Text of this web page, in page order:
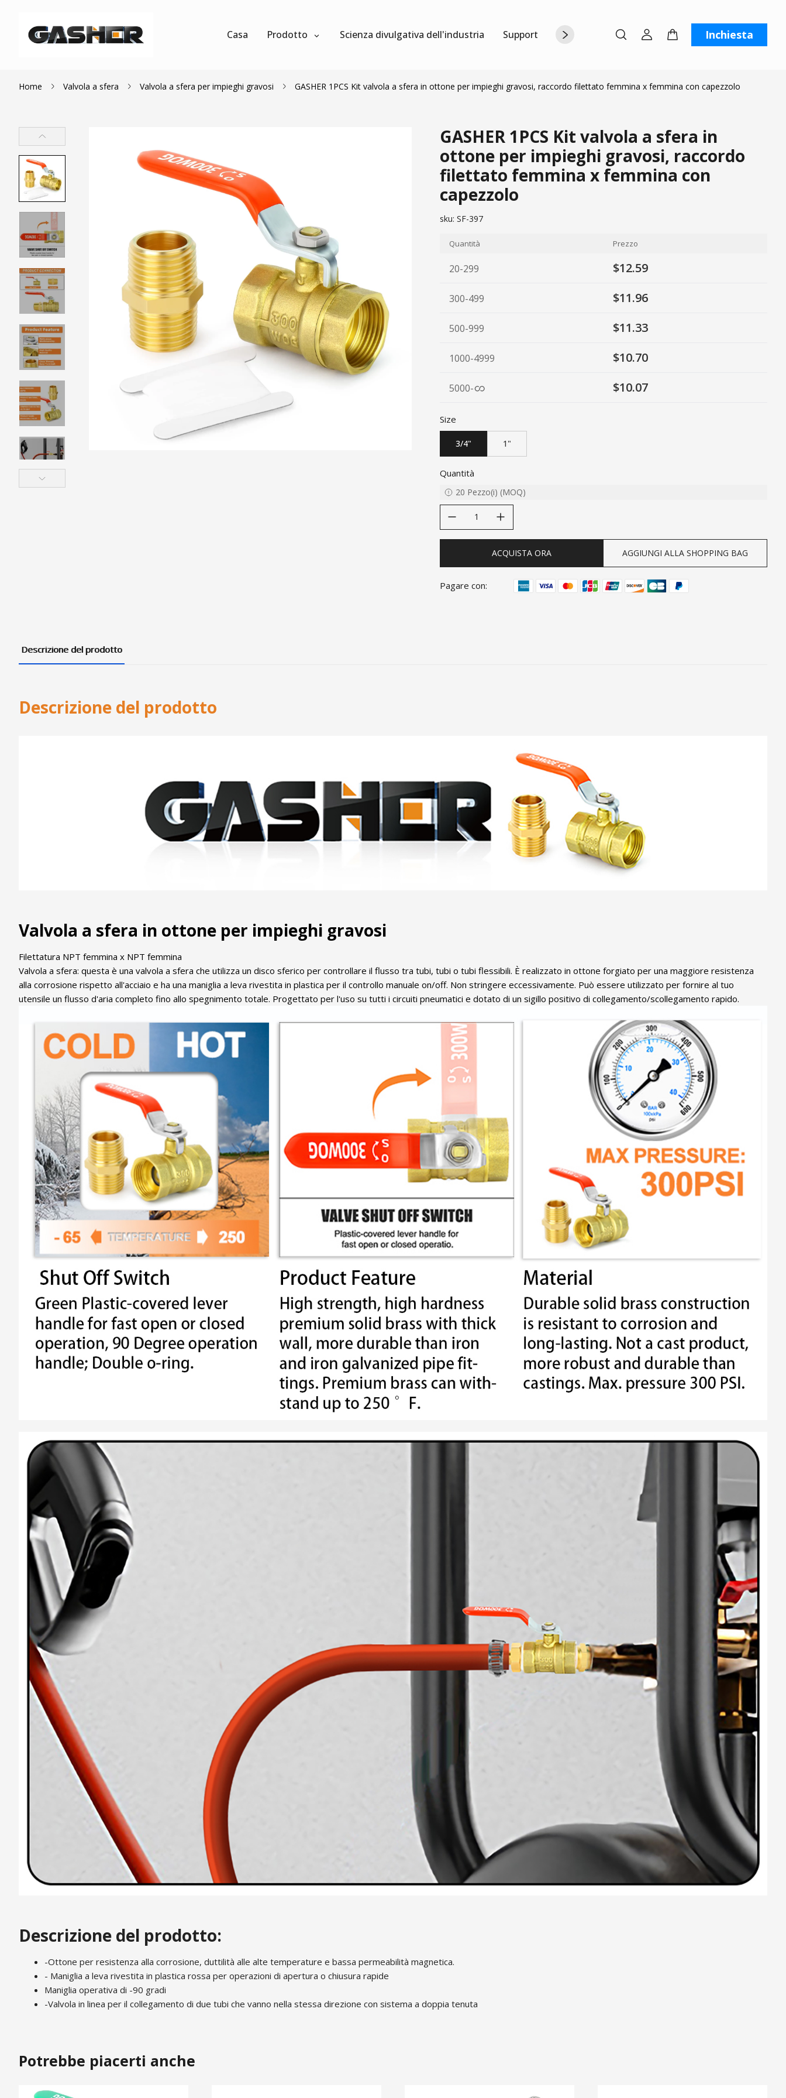
Casa Prodotto Scienza divulgativa dell'industria Supporto Chi siamo Contattaci Inchiesta
Home Valvola a sfera Valvola a sfera per impieghi gravosi GASHER 1PCS Kit valvola a sfera in ottone per impieghi gravosi, raccordo filettato femmina x femmina con capezzolo
GASHER 1PCS Kit valvola a sfera in
ottone per impieghi gravosi, raccordo
filettato femmina x femmina con
capezzolo
sku: SF-397
Quantità Prezzo
20-299 $12.59
300-499 $11.96
500-999 $11.33
1000-4999 $10.70
5000- $10.07
Size
3/4" 1"
Quantità
20 Pezzo(i) (MOQ)
ACQUISTA ORA AGGIUNGI ALLA SHOPPING BAG
Pagare con:
Descrizione del prodotto
Descrizione del prodotto
Valvola a sfera in ottone per impieghi gravosi
Filettatura NPT femmina x NPT femmina
Valvola a sfera: questa è una valvola a sfera che utilizza un disco sferico per controllare il flusso tra tubi, tubi o tubi flessibili. È realizzato in ottone forgiato per una maggiore resistenza
alla corrosione rispetto all'acciaio e ha una maniglia a leva rivestita in plastica per il controllo manuale on/off. Non stringere eccessivamente. Può essere utilizzato per fornire al tuo
utensile un flusso d'aria completo fino allo spegnimento totale. Progettato per l'uso su tutti i circuiti pneumatici e dotato di un sigillo positivo di collegamento/scollegamento rapido.
Descrizione del prodotto:
-Ottone per resistenza alla corrosione, duttilità alle alte temperature e bassa permeabilità magnetica.
- Maniglia a leva rivestita in plastica rossa per operazioni di apertura o chiusura rapide
Maniglia operativa di -90 gradi
-Valvola in linea per il collegamento di due tubi che vanno nella stessa direzione con sistema a doppia tenuta
Potrebbe piacerti anche